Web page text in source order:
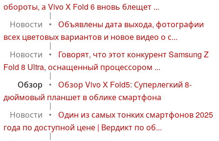
обороты, а Vivo X Fold 6 вновь блещет ...
|
Новости
•
Объявлены дата выхода, фотографии
всех цветовых вариантов и новое видео о с...
|
Новости
•
Говорят, что этот конкурент Samsung Z
Fold 8 Ultra, оснащенный процессором ...
|
Обзор
•
Обзор Vivo X Fold5: Суперлегкий 8-
дюймовый планшет в облике смартфона
|
Новости
•
Один из самых тонких смартфонов 2025
года по доступной цене | Вердикт по об...
|